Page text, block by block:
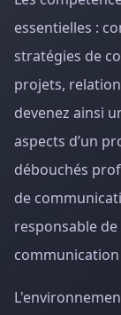
essentielles :
stratégies de
projets,
devenez ainsi
aspects d’un
débouchés
de
responsable